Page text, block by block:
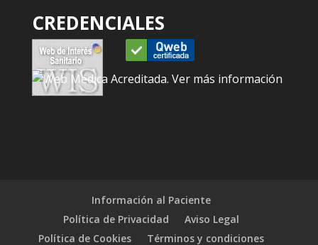
CREDENCIALES
Información al Paciente
Política de Privacidad
Aviso Legal
Política de Cookies
Términos y condiciones